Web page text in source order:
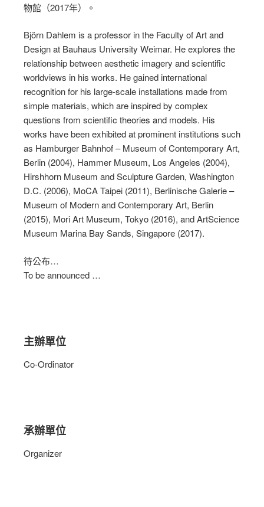
物館（2017年）。
Björn Dahlem is a professor in the Faculty of Art and
Design at Bauhaus University Weimar. He explores the
relationship between aesthetic imagery and scientific
worldviews in his works. He gained international
recognition for his large-scale installations made from
simple materials, which are inspired by complex
questions from scientific theories and models. His
works have been exhibited at prominent institutions such
as Hamburger Bahnhof – Museum of Contemporary Art,
Berlin (2004), Hammer Museum, Los Angeles (2004),
Hirshhorn Museum and Sculpture Garden, Washington
D.C. (2006), MoCA Taipei (2011), Berlinische Galerie –
Museum of Modern and Contemporary Art, Berlin
(2015), Mori Art Museum, Tokyo (2016), and ArtScience
Museum Marina Bay Sands, Singapore (2017).
待公布…
To be announced …
主辦單位
Co-Ordinator
承辦單位
Organizer